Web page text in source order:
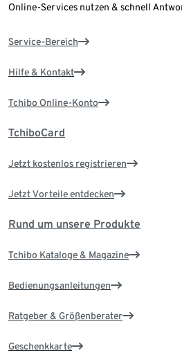
Online-Services nutzen & schnell
Service-Bereich
Hilfe & Kontakt
Tchibo Online-Konto
TchiboCard
Jetzt kostenlos registrieren
Jetzt Vorteile entdecken
Rund um unsere Produkte
Tchibo Kataloge & Magazine
Bedienungsanleitungen
Ratgeber & Größenberater
Geschenkkarte